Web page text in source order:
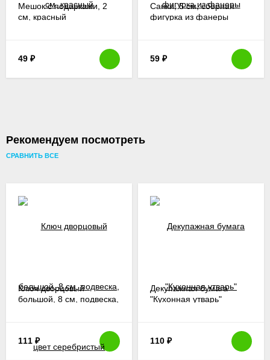
Мешок с подарками, 2
см, красный
49 ₽
Санки, 5 см, сборная
фигурка из фанеры
59 ₽
Рекомендуем посмотреть
СРАВНИТЬ ВСЕ
Ключ дворцовый
большой, 8 см, подвеска,
111 ₽
Декупажная бумага
"Кухонная утварь"
110 ₽